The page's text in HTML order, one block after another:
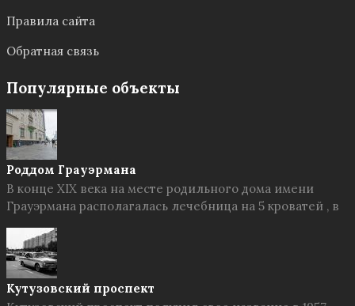
Правила сайта
Обратная связь
Популярные объекты
Роддом Грауэрмана
В конце XIX века на месте родильного дома имени
Грауэрмана располагалась лечебница на 5 кроватей , в
Кутузовский проспект